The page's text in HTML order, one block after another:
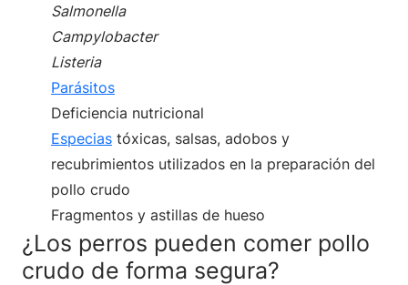
Salmonella
Campylobacter
Listeria
Parásitos
Deficiencia nutricional
Especias tóxicas, salsas, adobos y
recubrimientos utilizados en la preparación del
pollo crudo
Fragmentos y astillas de hueso
¿Los perros pueden comer pollo
crudo de forma segura?